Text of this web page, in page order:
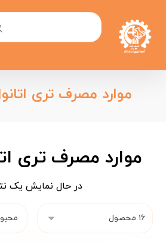
موارد مصرف تری
موارد مصرف تری
در حال نمایش یک